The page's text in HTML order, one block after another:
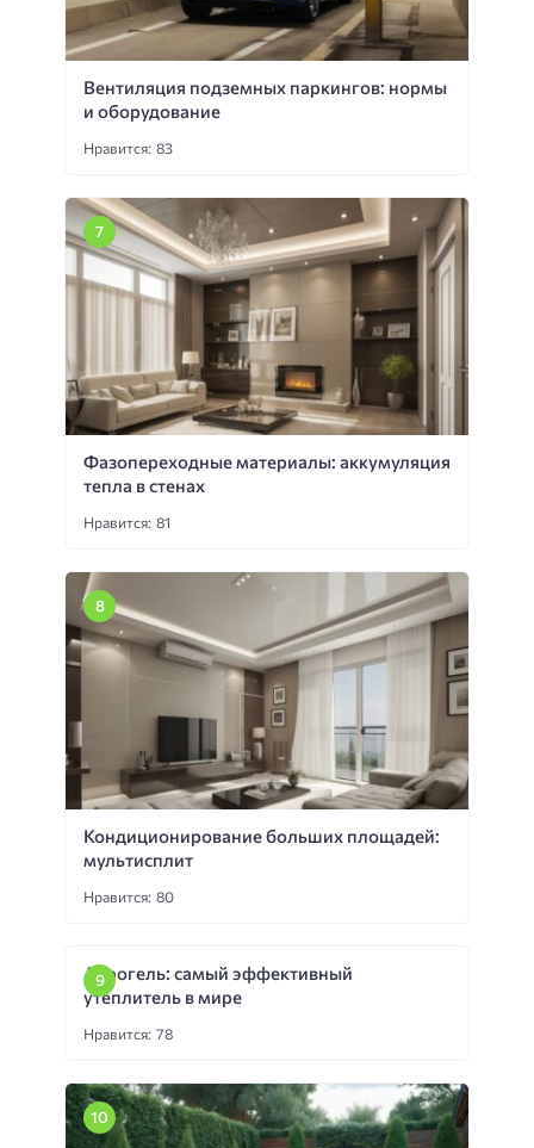
Вентиляция подземных паркингов: нормы
и оборудование
Нравится: 83
Фазопереходные материалы: аккумуляция
тепла в стенах
Нравится: 81
Кондиционирование больших площадей:
мультисплит
Нравится: 80
Аэрогель: самый эффективный
утеплитель в мире
Нравится: 78